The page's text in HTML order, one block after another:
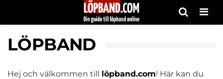
LÖPBAND
Hej och välkommen till löpband.com! Här kan du